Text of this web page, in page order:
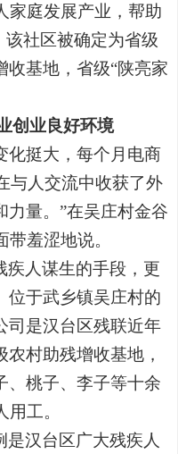
家庭发展产业，帮助
该社区被确定为省级
收基地，省级“陕亮家
创业良好环境
挺大，每个月电商
与人交流中收获了外
力量。”在吴庄村金谷
羞涩地说。
疾人谋生的手段，更
位于武乡镇吴庄村的
司是汉台区残联近年
村助残增收基地，
、桃子、李子等十余
工。
汉台区广大残疾人